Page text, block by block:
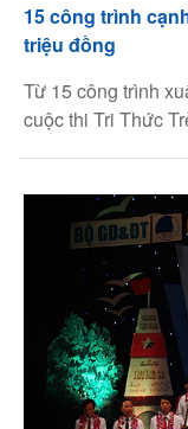
15 công trình
triệu đồng
Từ 15 công trình
cuộc thi Tri Thức